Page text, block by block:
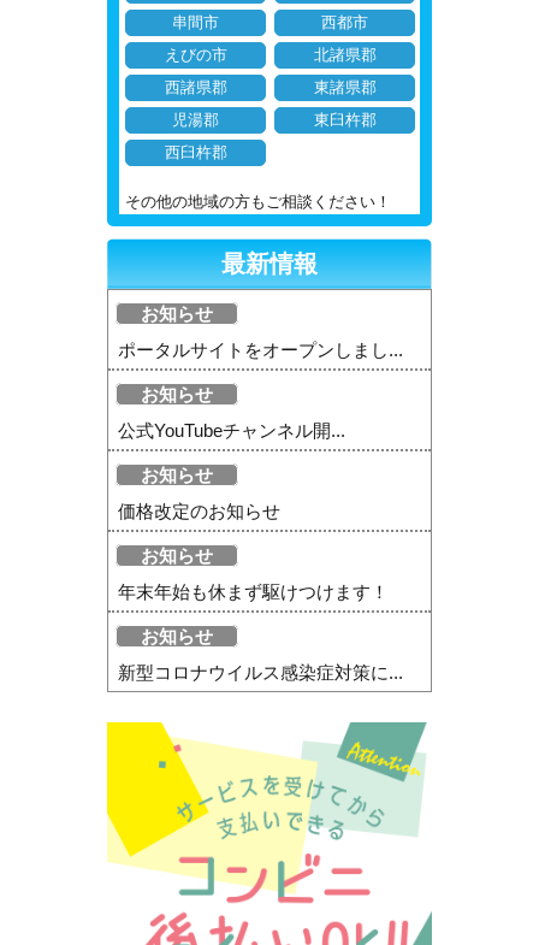
串間市
西都市
えびの市
北諸県郡
西諸県郡
東諸県郡
児湯郡
東臼杵郡
西臼杵郡
その他の地域の方もご相談ください！
最新情報
お知らせ
ポータルサイトをオープンしまし...
お知らせ
公式YouTubeチャンネル開...
お知らせ
価格改定のお知らせ
お知らせ
年末年始も休まず駆けつけます！
お知らせ
新型コロナウイルス感染症対策に...